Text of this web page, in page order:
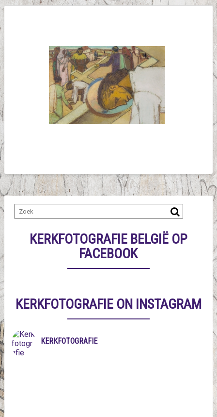
KERKFOTOGRAFIE BELGIË OP
FACEBOOK
KERKFOTOGRAFIE ON INSTAGRAM
KERKFOTOGRAFIE